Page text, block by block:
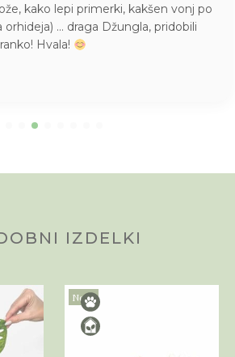
kako lepi primerki, kakšen vonj po
… draga Džungla, pridobili
Hvala!
IZDELKI
Novo